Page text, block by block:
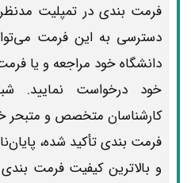
فرمت بندی در تمپلیت
دسترسی به این فرمت
دانشگاه خود مراجعه و یا
خود درخواست نمایید.
کارشناسان متخصص و متبحر
فرمت بندی تأکید شده،
و بالاترین کیفیت‌ فرمت